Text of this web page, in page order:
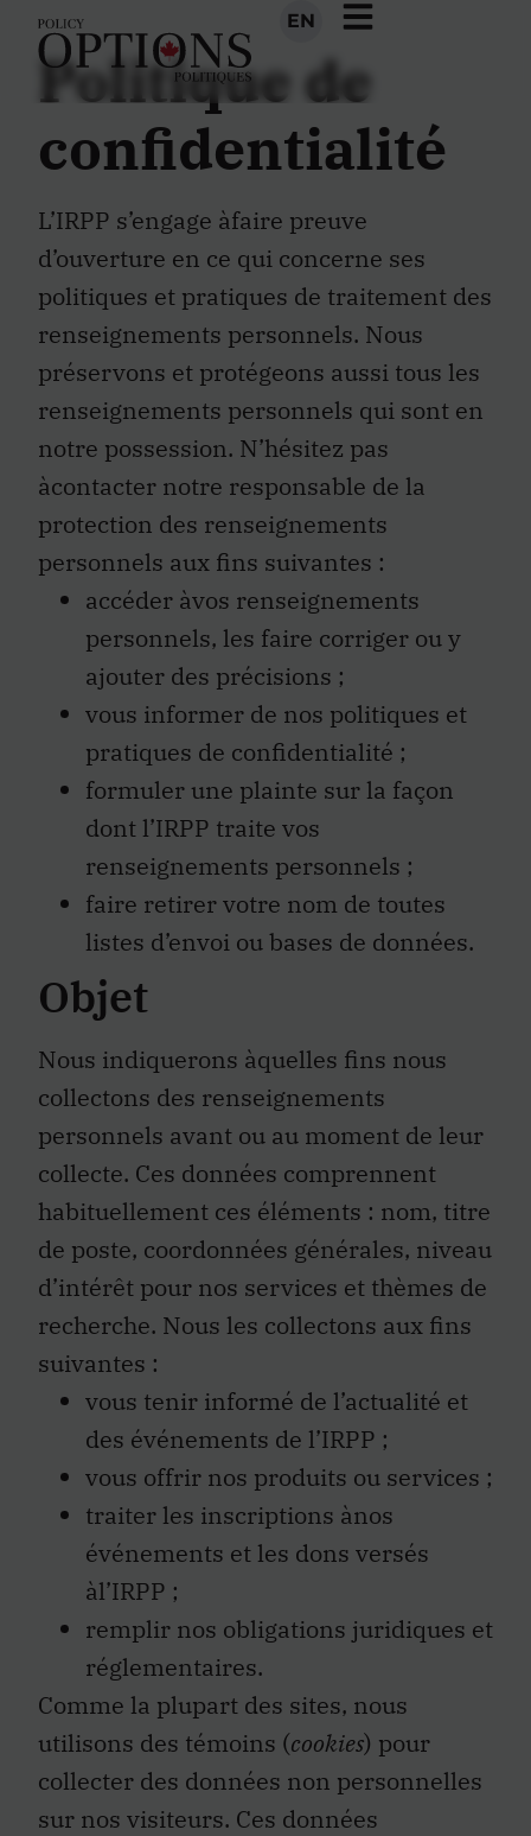
EN
Politique de
confidentialité
L’IRPP s’engage àfaire preuve
d’ouverture en ce qui concerne ses
politiques et pratiques de traitement des
renseignements personnels. Nous
préservons et protégeons aussi tous les
renseignements personnels qui sont en
notre possession. N’hésitez pas
àcontacter notre responsable de la
protection des renseignements
personnels aux fins suivantes :
accéder àvos renseignements
personnels, les faire corriger ou y
ajouter des précisions ;
vous informer de nos politiques et
pratiques de confidentialité ;
formuler une plainte sur la façon
dont l’IRPP traite vos
renseignements personnels ;
faire retirer votre nom de toutes
listes d’envoi ou bases de données.
Objet
Nous indiquerons àquelles fins nous
collectons des renseignements
personnels avant ou au moment de leur
collecte. Ces données comprennent
habituellement ces éléments : nom, titre
de poste, coordonnées générales, niveau
d’intérêt pour nos services et thèmes de
recherche. Nous les collectons aux fins
suivantes :
vous tenir informé de l’actualité et
des événements de l’IRPP ;
vous offrir nos produits ou services ;
traiter les inscriptions ànos
événements et les dons versés
àl’IRPP ;
remplir nos obligations juridiques et
réglementaires.
Comme la plupart des sites, nous
utilisons des témoins (cookies) pour
collecter des données non personnelles
sur nos visiteurs. Ces données